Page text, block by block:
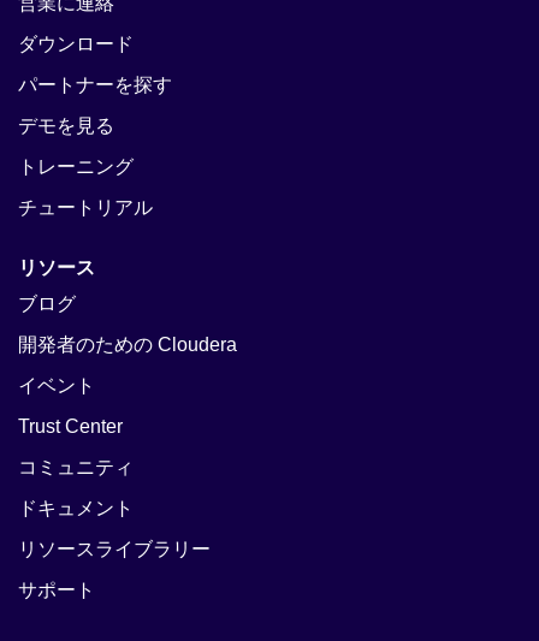
ダウンロード
パートナーを探す
デモを見る
トレーニング
チュートリアル
リソース
ブログ
開発者のための Cloudera
イベント
Trust Center
コミュニティ
ドキュメント
リソースライブラリー
サポート